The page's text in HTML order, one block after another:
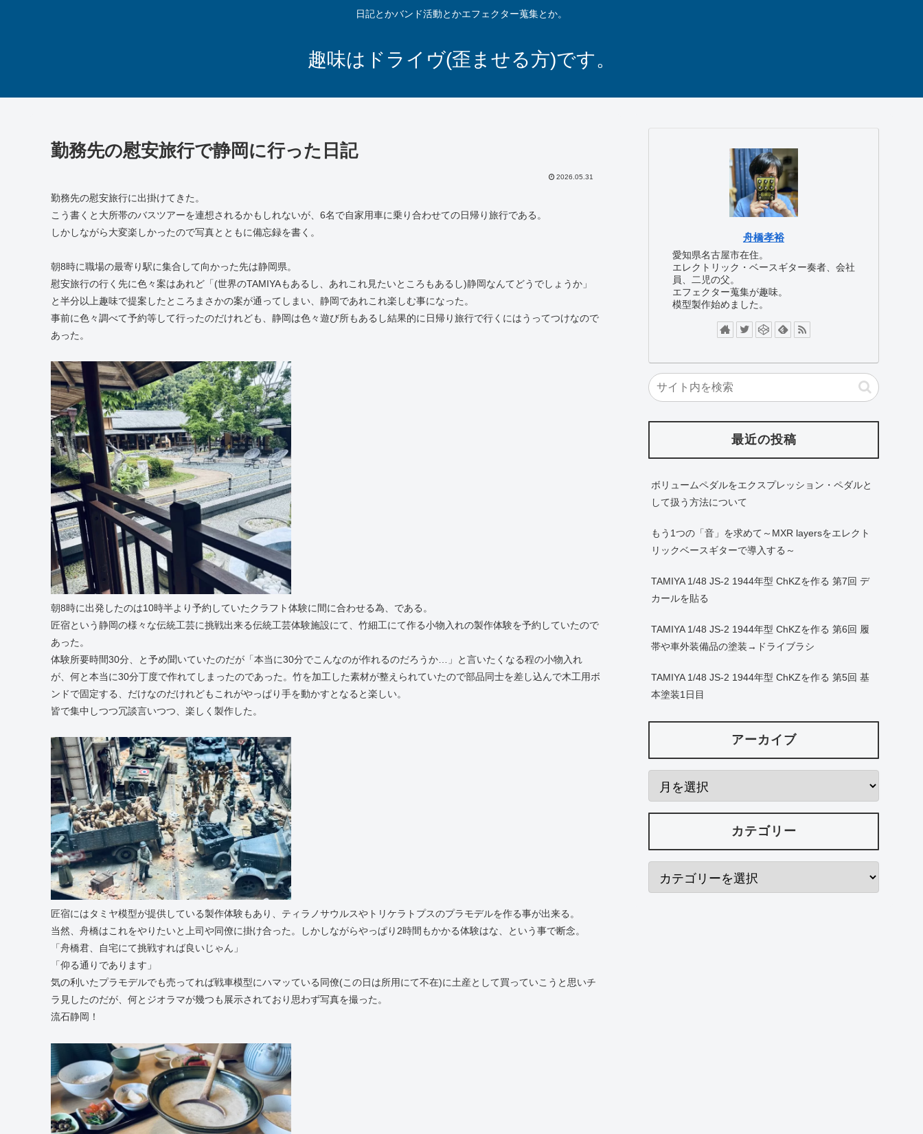
日記とかバンド活動とかエフェクター蒐集とか。
趣味はドライヴ(歪ませる方)です。
勤務先の慰安旅行で静岡に行った日記
2026.05.31
勤務先の慰安旅行に出掛けてきた。
こう書くと大所帯のバスツアーを連想されるかもしれないが、6名で自家用車に乗り合わせての日帰り旅行である。
しかしながら大変楽しかったので写真とともに備忘録を書く。
朝8時に職場の最寄り駅に集合して向かった先は静岡県。
慰安旅行の行く先に色々案はあれど「(世界のTAMIYAもあるし、あれこれ見たいところもあるし)静岡なんてどうでしょうか」
と半分以上趣味で提案したところまさかの案が通ってしまい、静岡であれこれ楽しむ事になった。
事前に色々調べて予約等して行ったのだけれども、静岡は色々遊び所もあるし結果的に日帰り旅行で行くにはうってつけなので
あった。
朝8時に出発したのは10時半より予約していたクラフト体験に間に合わせる為、である。
匠宿という静岡の様々な伝統工芸に挑戦出来る伝統工芸体験施設にて、竹細工にて作る小物入れの製作体験を予約していたので
あった。
体験所要時間30分、と予め聞いていたのだが「本当に30分でこんなのが作れるのだろうか…」と言いたくなる程の小物入れ
が、何と本当に30分丁度で作れてしまったのであった。竹を加工した素材が整えられていたので部品同士を差し込んで木工用ボ
ンドで固定する、だけなのだけれどもこれがやっぱり手を動かすとなると楽しい。
皆で集中しつつ冗談言いつつ、楽しく製作した。
匠宿にはタミヤ模型が提供している製作体験もあり、ティラノサウルスやトリケラトプスのプラモデルを作る事が出来る。
当然、舟橋はこれをやりたいと上司や同僚に掛け合った。しかしながらやっぱり2時間もかかる体験はな、という事で断念。
「舟橋君、自宅にて挑戦すれば良いじゃん」
「仰る通りであります」
気の利いたプラモデルでも売ってれば戦車模型にハマッている同僚(この日は所用にて不在)に土産として買っていこうと思いチ
ラ見したのだが、何とジオラマが幾つも展示されており思わず写真を撮った。
流石静岡！
舟橋孝裕
愛知県名古屋市在住。
エレクトリック・ベースギター奏者、会社
員、二児の父。
エフェクター蒐集が趣味。
模型製作始めました。
最近の投稿
ボリュームペダルをエクスプレッション・ペダルと
して扱う方法について
もう1つの「音」を求めて～MXR layersをエレクト
リックベースギターで導入する～
TAMIYA 1/48 JS-2 1944年型 ChKZを作る 第7回 デ
カールを貼る
TAMIYA 1/48 JS-2 1944年型 ChKZを作る 第6回 履
帯や車外装備品の塗装→ドライブラシ
TAMIYA 1/48 JS-2 1944年型 ChKZを作る 第5回 基
本塗装1日目
アーカイブ
カテゴリー